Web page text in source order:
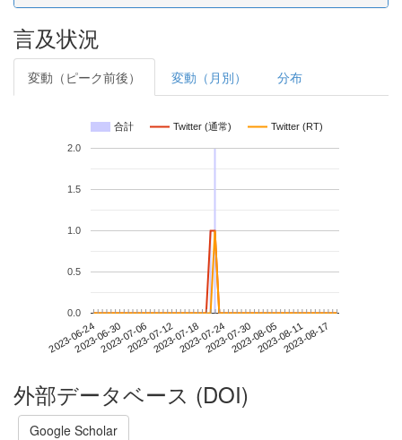
言及状況
変動（ピーク前後） 変動（月別） 分布
合計 Twitter (通常) Twitter (RT)
2023-06-242023-06-302023-07-062023-07-122023-07-182023-07-242023-07-302023-08-052023-08-112023-08-17
0.0
0.5
1.0
1.5
2.0
外部データベース (DOI)
Google Scholar